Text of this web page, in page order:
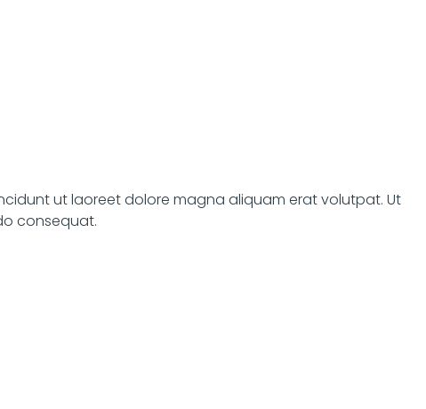
ut laoreet dolore magna aliquam erat volutpat. Ut
consequat.